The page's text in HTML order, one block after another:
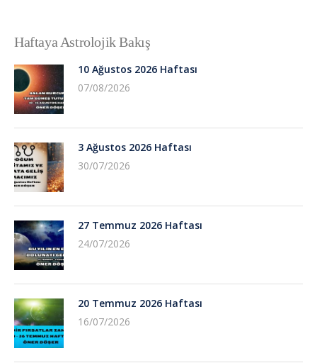
Haftaya Astrolojik Bakış
10 Ağustos 2026 Haftası
07/08/2026
3 Ağustos 2026 Haftası
30/07/2026
27 Temmuz 2026 Haftası
24/07/2026
20 Temmuz 2026 Haftası
16/07/2026